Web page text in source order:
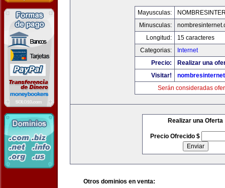
Mayusculas:
Minusculas:
Longitud:
15 caracteres
Categorias:
Internet
Precio:
Realizar una
Visitar!
Serán consideradas
Realizar una Oferta
Precio Ofrecido $
Otros dominios en venta: